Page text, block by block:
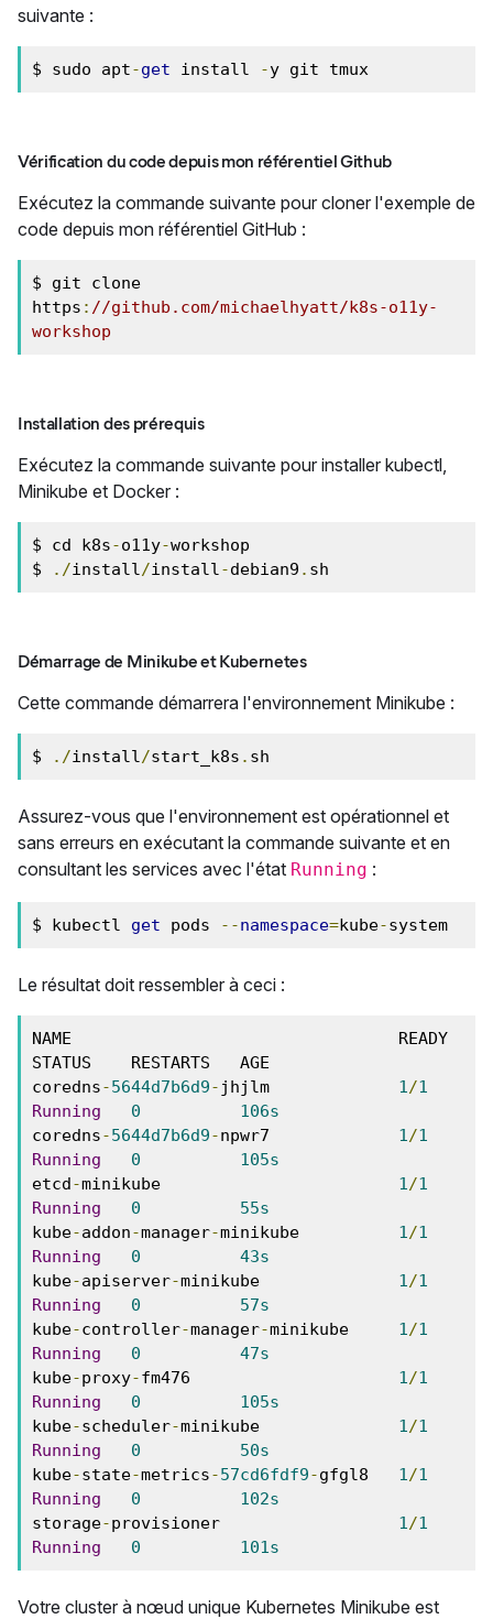
suivante :
$ sudo apt-get install -y git tmux
Vérification du code depuis mon référentiel Github
Exécutez la commande suivante pour cloner l'exemple de
code depuis mon référentiel GitHub :
$ git clone
https : //github.com/michaelhyatt/k8s-o11y-
workshop
Installation des prérequis
Exécutez la commande suivante pour installer kubectl,
Minikube et Docker :
$ cd k8s-o11y-workshop
$
./install/install-debian9 . sh
Démarrage de Minikube et Kubernetes
Cette commande démarrera l'environnement Minikube :
$ ./install/start_k8s . sh
Assurez-vous que l'environnement est opérationnel et
sans erreurs en exécutant la commande suivante et en
consultant les services avec l'état Running :
$ kubectl get pods --namespace=kube-system
Le résultat doit ressembler à ceci :
NAME                                 READY
STATUS    RESTARTS   AGE
coredns-5644d7b6d9- jhjlm 1/1
Running
0
106s
coredns-5644d7b6d9-npwr7 1/1
Running
0
105s
etcd-minikube 1/1
Running
0
55s
kube-addon-manager-minikube 1/1
Running
0
43s
kube-apiserver-minikube 1/1
Running
0
57s
kube-controller-manager-minikube 1/1
Running
0
47s
kube-proxy-fm476 1/1
Running
0
105s
kube-scheduler-minikube 1/1
Running
0
50s
kube-state-metrics-57cd6fdf9-gfgl8 1/1
Running
0
102s
storage-provisioner 1/1
Running
0 101s
Votre cluster à nœud unique Kubernetes Minikube est